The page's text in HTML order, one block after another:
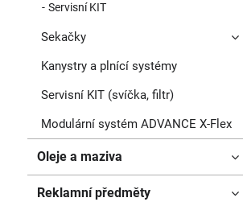
Servisní KIT
Sekačky
Kanystry a plnící systémy
Servisní KIT (svíčka, filtr)
Modulární systém ADVANCE X-Flex
Oleje a maziva
Reklamní předměty